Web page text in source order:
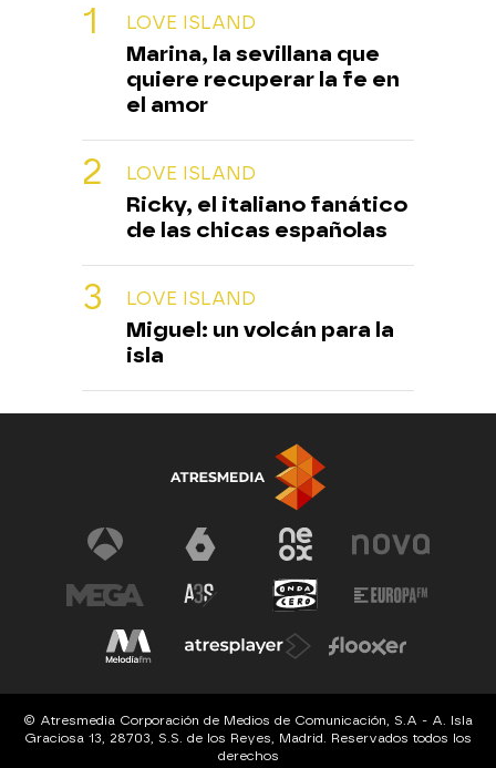
LOVE ISLAND
Marina, la sevillana que
quiere recuperar la fe en
el amor
LOVE ISLAND
Ricky, el italiano fanático
de las chicas españolas
LOVE ISLAND
Miguel: un volcán para la
isla
© Atresmedia Corporación de Medios de Comunicación, S.A - A. Isla
Graciosa 13, 28703, S.S. de los Reyes, Madrid. Reservados todos los
derechos